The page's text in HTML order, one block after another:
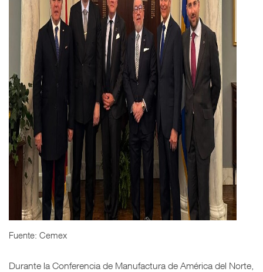
Fuente: Cemex
Durante la Conferencia de Manufactura de América del Norte,